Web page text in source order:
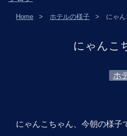
Home ホテルの様子 にゃ
にゃんこ
ホ
にゃんこちゃん、今朝の様子